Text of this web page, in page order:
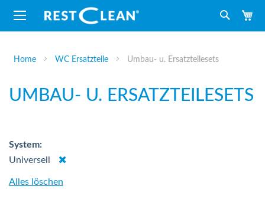
Suche
Home WC Ersatzteile Umbau- u. Ersatzteilesets
UMBAU- U. ERSATZTEILESETS
System
Universell
Dies
Alles löschen